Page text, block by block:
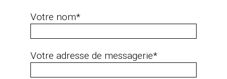
Votre nom*
Votre adresse de messagerie*